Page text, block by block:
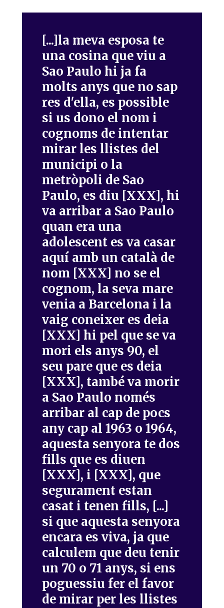
[...]la meva esposa te
una cosina que viu a
Sao Paulo hi ja fa
molts anys que no sap
res d'ella, es possible
si us dono el nom i
cognoms de intentar
mirar les llistes del
municipi o la
metròpoli de Sao
Paulo, es diu [XXX], hi
va arribar a Sao Paulo
quan era una
adolescent es va casar
aquí amb un català de
nom [XXX] no se el
cognom, la seva mare
venia a Barcelona i la
vaig coneixer es deia
[XXX] hi pel que se va
mori els anys 90, el
seu pare que es deia
[XXX], també va morir
a Sao Paulo només
arribar al cap de pocs
any cap al 1963 o 1964,
aquesta senyora te dos
fills que es diuen
[XXX], i [XXX], que
segurament estan
casat i tenen fills, [...]
si que aquesta senyora
encara es viva, ja que
calculem que deu tenir
un 70 o 71 anys, si ens
poguessiu fer el favor
de mirar per les llistes